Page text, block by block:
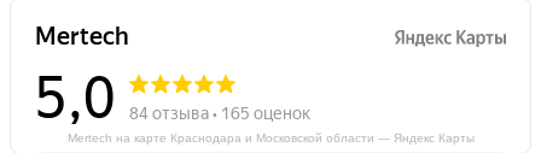
Mertech на карте Краснодара и Московской области — Яндекс Карты